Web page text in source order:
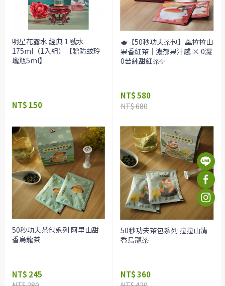
明星花露水 經典 1 號水
175ml（1入組）【贈防蚊玲
瓏瓶5ml】
NT$ 150
🫖【50秒功夫茶包】🌄拉拉山
果香紅茶｜濃郁果汁感 × 0澀
0苦純甜紅茶✨
NT$ 580
NT$ 680
50秒功夫茶包系列 阿里山甜
香烏龍茶
NT$ 245
50秒功夫茶包系列 拉拉山清
香烏龍茶
NT$ 360